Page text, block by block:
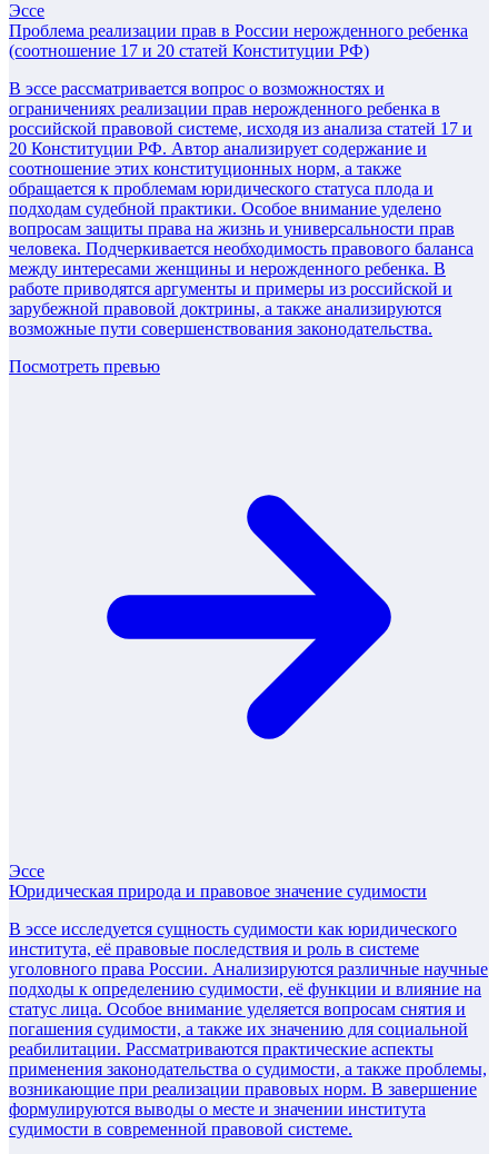
Эссе
Проблема реализации прав в России нерожденного ребенка
(соотношение 17 и 20 статей Конституции РФ)
В эссе рассматривается вопрос о возможностях и
ограничениях реализации прав нерожденного ребенка в
российской правовой системе, исходя из анализа статей 17 и
20 Конституции РФ. Автор анализирует содержание и
соотношение этих конституционных норм, а также
обращается к проблемам юридического статуса плода и
подходам судебной практики. Особое внимание уделено
вопросам защиты права на жизнь и универсальности прав
человека. Подчеркивается необходимость правового баланса
между интересами женщины и нерожденного ребенка. В
работе приводятся аргументы и примеры из российской и
зарубежной правовой доктрины, а также анализируются
возможные пути совершенствования законодательства.
Посмотреть превью
Эссе
Юридическая природа и правовое значение судимости
В эссе исследуется сущность судимости как юридического
института, её правовые последствия и роль в системе
уголовного права России. Анализируются различные научные
подходы к определению судимости, её функции и влияние на
статус лица. Особое внимание уделяется вопросам снятия и
погашения судимости, а также их значению для социальной
реабилитации. Рассматриваются практические аспекты
применения законодательства о судимости, а также проблемы,
возникающие при реализации правовых норм. В завершение
формулируются выводы о месте и значении института
судимости в современной правовой системе.